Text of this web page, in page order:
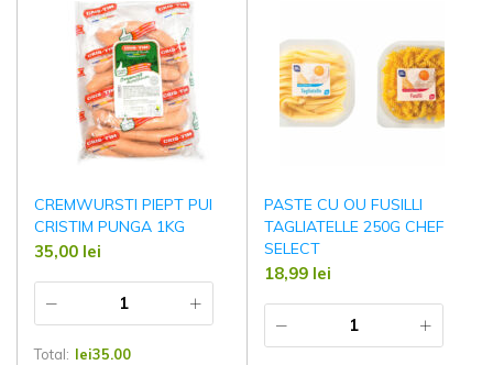
CREMWURSTI PIEPT PUI
CRISTIM PUNGA 1KG
35,00 lei
Total: lei35.00
PASTE CU OU FUSILLI
TAGLIATELLE 250G CHEF
SELECT
18,99 lei